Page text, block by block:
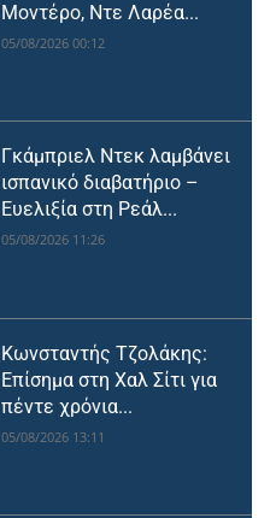
Μοντέρο, Ντε Λαρέα...
05/08/2026 00:12
Γκάμπριελ Ντεκ λαμβάνει
ισπανικό διαβατήριο –
Ευελιξία στη Ρεάλ...
05/08/2026 11:26
Κωνσταντής Τζολάκης:
Επίσημα στη Χαλ Σίτι για
πέντε χρόνια...
05/08/2026 13:11